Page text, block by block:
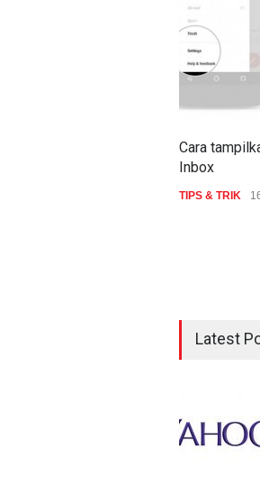
Cara
Inbox
TIPS & TRIK
Latest